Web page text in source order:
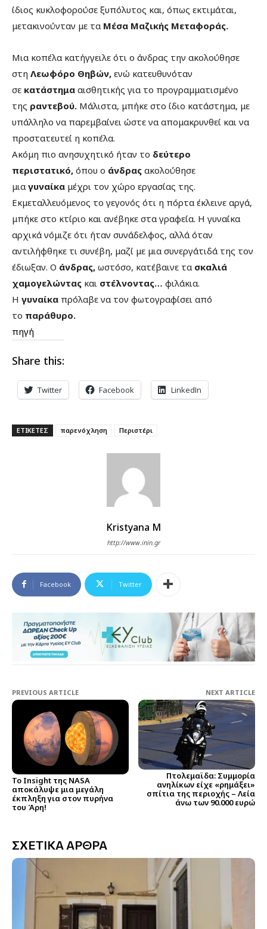
ίδιος κυκλοφορούσε ξυπόλυτος και, όπως εκτιμάται,
μετακινούνταν με τα Μέσα Μαζικής Μεταφοράς.
Μια κοπέλα κατήγγειλε ότι ο άνδρας την ακολούθησε
στη Λεωφόρο Θηβών, ενώ κατευθυνόταν
σε κατάστημα αισθητικής για το προγραμματισμένο
της ραντεβού. Μάλιστα, μπήκε στο ίδιο κατάστημα, με
υπάλληλο να παρεμβαίνει ώστε να απομακρυνθεί και να
προστατευτεί η κοπέλα.
Ακόμη πιο ανησυχητικό ήταν το δεύτερο
περιστατικό, όπου ο άνδρας ακολούθησε
μια γυναίκα μέχρι τον χώρο εργασίας της.
Εκμεταλλευόμενος το γεγονός ότι η πόρτα έκλεινε αργά,
μπήκε στο κτίριο και ανέβηκε στα γραφεία. Η γυναίκα
αρχικά νόμιζε ότι ήταν συνάδελφος, αλλά όταν
αντιλήφθηκε τι συνέβη, μαζί με μια συνεργάτιδά της τον
έδιωξαν. Ο άνδρας, ωστόσο, κατέβαινε τα σκαλιά
χαμογελώντας και στέλνοντας… φιλάκια.
Η γυναίκα πρόλαβε να τον φωτογραφίσει από
το παράθυρο.
πηγή
Share this:
Twitter Facebook LinkedIn
ΕΤΙΚΕΤΕΣ παρενόχληση Περιστέρι
Kristyana M
http://www.inin.gr
Facebook Twitter
PREVIOUS ARTICLE
Το Insight της NASA
αποκάλυψε μια μεγάλη
έκπληξη για στον πυρήνα
του Άρη!
NEXT ARTICLE
Πτολεμαϊδα: Συμμορία
ανηλίκων είχε «ρημάξει»
σπίτια της περιοχής – Λεία
άνω των 90.000 ευρώ
ΣΧΕΤΙΚΑ ΑΡΘΡΑ